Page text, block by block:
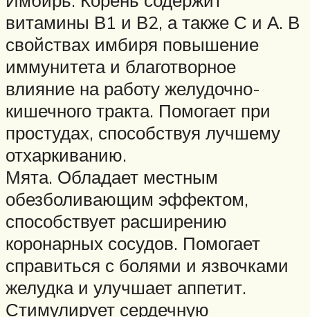
витамины В1 и В2, а также С и А. В
свойствах имбиря повышение
иммунитета и благотворное
влияние на работу желудочно-
кишечного тракта. Помогает при
простудах, способствуя лучшему
отхаркиванию.
Мята. Обладает местным
обезболивающим эффектом,
способствует расширению
коронарных сосудов. Помогает
справиться с болями и язвочками
желудка и улучшает аппетит.
Стимулирует сердечную